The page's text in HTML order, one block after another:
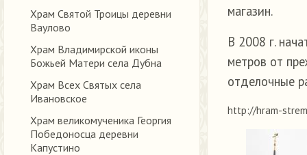
Храм Святой Троицы деревни
Ваулово
Храм Владимирской иконы
Божьей Матери села Дубна
Храм Всех Святых села
Ивановское
Храм великомученика Георгия
Победоносца деревни
Капустино
магазин.
В 2008 г.
метров от
отделочные
http://hram-